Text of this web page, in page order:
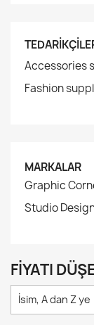
Accessories
Fashion
MARKALAR
Graphic
Studio
FIYATI
İsim, A dan Z ye